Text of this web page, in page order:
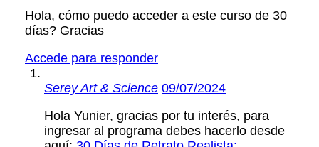
Hola, cómo puedo acceder a este curso de 30
días? Gracias
Accede para responder
Serey Art & Science 09/07/2024
Hola Yunier, gracias por tu interés, para
ingresar al programa debes hacerlo desde